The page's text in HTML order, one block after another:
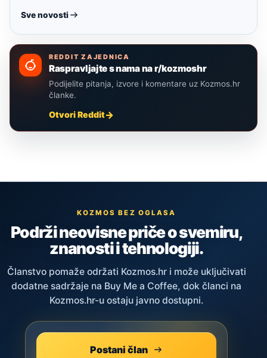
Sve novosti
REDDIT ZAJEDNICA
Raspravljajte s nama na r/kozmoshr
Podijelite pitanja, izvore i komentare uz Kozmos.hr
članke.
Otvori Reddit
KOZMOS BEZ OGLASA
Podrži neovisne priče o svemiru,
znanosti i tehnologiji.
Članstvo pomaže održati Kozmos.hr i može uključivati
dodatne sadržaje na Buy Me a Coffee, dok članci na
Kozmos.hr-u ostaju javno dostupni.
Postani član